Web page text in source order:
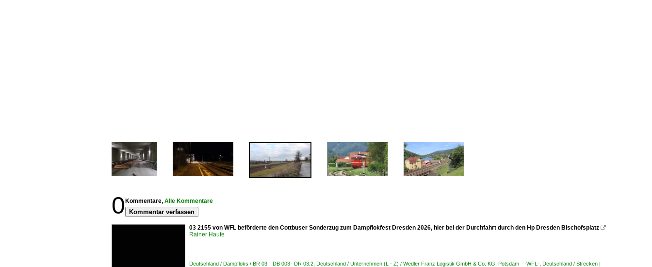
0 Kommentare, Alle Kommentare
Kommentar verfassen
03 2155 von WFL beförderte den Cottbuser Sonderzug zum Dampflokfest Dresden 2026, hier bei der Durchfahrt durch den Hp Dresden Bischofsplatz 
Rainer Haufe
Deutschland / Dampfloks / BR 03 DB 003 · DR 03.2 Deutschland / Unternehmen (L - Z) / Wedler Franz Logistik GmbH & Co. KG, Potsdam ·WFL· Deutschland / Strecken |